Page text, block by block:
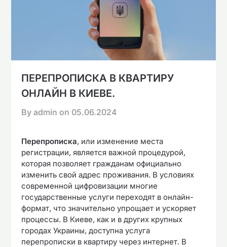
ПЕРЕПРОПИСКА В КВАРТИРУ
ОНЛАЙН В КИЕВЕ.
By admin on 05.06.2024
Перепрописка, или изменение места
регистрации, является важной процедурой,
которая позволяет гражданам официально
изменить свой адрес проживания. В условиях
современной цифровизации многие
государственные услуги переходят в онлайн-
формат, что значительно упрощает и ускоряет
процессы. В Киеве, как и в других крупных
городах Украины, доступна услуга
перепрописки в квартиру через интернет. В